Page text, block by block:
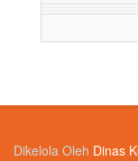
Dikelola Oleh Dinas